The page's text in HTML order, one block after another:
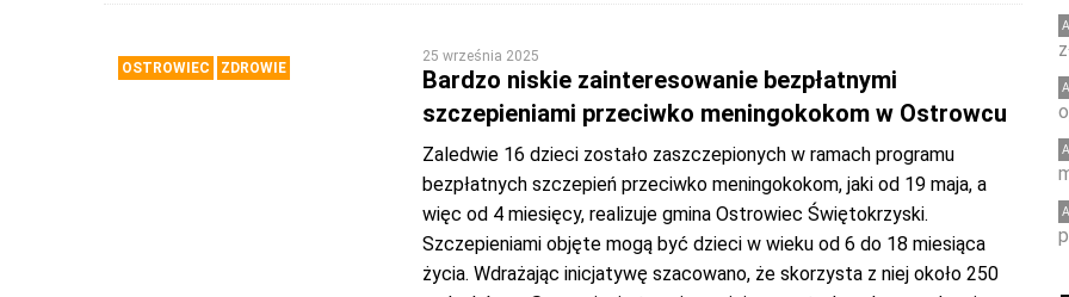
OSTROWIEC ZDROWIE
25 września 2025
Bardzo niskie zainteresowanie bezpłatnymi
szczepieniami przeciwko meningokokom w Ostrowcu
Zaledwie 16 dzieci zostało zaszczepionych w ramach programu
bezpłatnych szczepień przeciwko meningokokom, jaki od 19 maja, a
więc od 4 miesięcy, realizuje gmina Ostrowiec Świętokrzyski.
Szczepieniami objęte mogą być dzieci w wieku od 6 do 18 miesiąca
życia. Wdrażając inicjatywę szacowano, że skorzysta z niej około 250